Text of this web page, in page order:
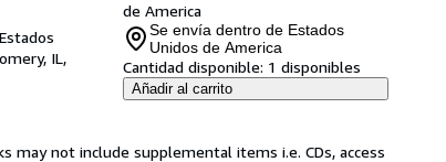
IL,
de America
Se envía dentro de Estados
Unidos de America
Cantidad disponible: 1 disponibles
Añadir al carrito
may not include supplemental items i.e. CDs, access